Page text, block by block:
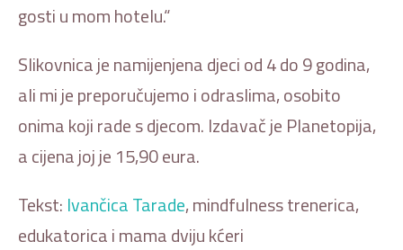
gosti u mom hotelu.“
Slikovnica je namijenjena djeci od 4 do 9 godina,
ali mi je preporučujemo i odraslima, osobito
onima koji rade s djecom. Izdavač je Planetopija,
a cijena joj je 15,90 eura.
Tekst: Ivančica Tarade, mindfulness trenerica,
edukatorica i mama dviju kćeri